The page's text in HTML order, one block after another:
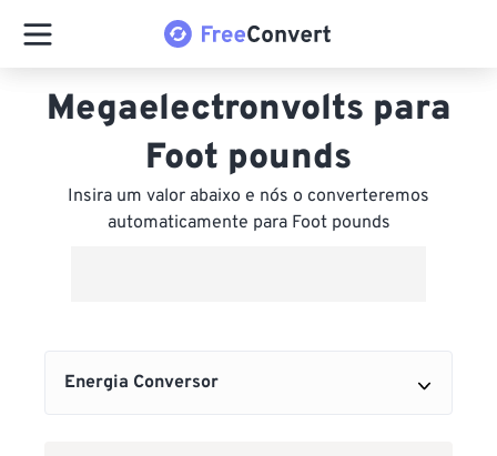
Megaelectronvolts para
Foot pounds
Insira um valor abaixo e nós o converteremos
automaticamente para Foot pounds